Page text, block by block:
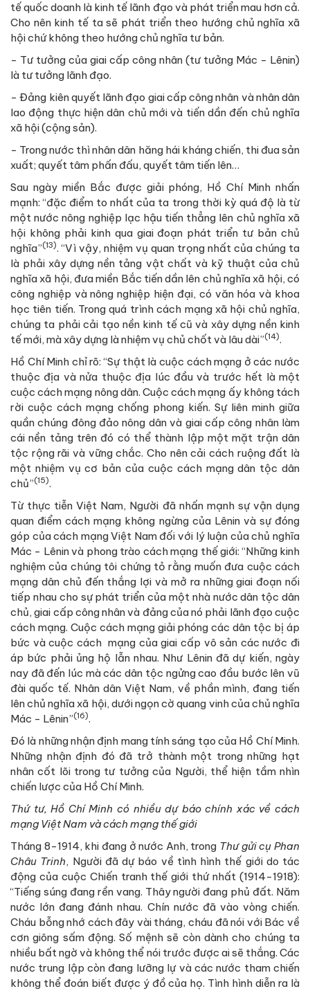
tế quốc doanh là kinh tế lãnh đạo và phát triển mau hơn cả.
Cho nên kinh tế ta sẽ phát triển theo hướng chủ nghĩa xã
hội chứ không theo hướng chủ nghĩa tư bản.
- Tư tưởng của giai cấp công nhân (tư tưởng Mác - Lênin)
là tư tưởng lãnh đạo.
- Đảng kiên quyết lãnh đạo giai cấp công nhân và nhân dân
lao động thực hiện dân chủ mới và tiến dần đến chủ nghĩa
xã hội (cộng sản).
- Trong nước thì nhân dân hăng hái kháng chiến, thi đua sản
xuất; quyết tâm phấn đấu, quyết tâm tiến lên…
Sau ngày miền Bắc được giải phóng, Hồ Chí Minh nhấn
mạnh: “đặc điểm to nhất của ta trong thời kỳ quá độ là từ
một nước nông nghiệp lạc hậu tiến thẳng lên chủ nghĩa xã
hội không phải kinh qua giai đoạn phát triển tư bản chủ
nghĩa”(13). “Vì vậy, nhiệm vụ quan trọng nhất của chúng ta
là phải xây dựng nền tảng vật chất và kỹ thuật của chủ
nghĩa xã hội, đưa miền Bắc tiến dần lên chủ nghĩa xã hội, có
công nghiệp và nông nghiệp hiện đại, có văn hóa và khoa
học tiên tiến. Trong quá trình cách mạng xã hội chủ nghĩa,
chúng ta phải cải tạo nền kinh tế cũ và xây dựng nền kinh
tế mới, mà xây dựng là nhiệm vụ chủ chốt và lâu dài”(14).
Hồ Chí Minh chỉ rõ: “Sự thật là cuộc cách mạng ở các nước
thuộc địa và nửa thuộc địa lúc đầu và trước hết là một
cuộc cách mạng nông dân. Cuộc cách mạng ấy không tách
rời cuộc cách mạng chống phong kiến. Sự liên minh giữa
quần chúng đông đảo nông dân và giai cấp công nhân làm
cái nền tảng trên đó có thể thành lập một mặt trận dân
tộc rộng rãi và vững chắc. Cho nên cải cách ruộng đất là
một nhiệm vụ cơ bản của cuộc cách mạng dân tộc dân
chủ”(15).
Từ thực tiễn Việt Nam, Người đã nhấn mạnh sự vận dụng
quan điểm cách mạng không ngừng của Lênin và sự đóng
góp của cách mạng Việt Nam đối với lý luận của chủ nghĩa
Mác - Lênin và phong trào cách mạng thế giới: “Những kinh
nghiệm của chúng tôi chứng tỏ rằng muốn đưa cuộc cách
mạng dân chủ đến thắng lợi và mở ra những giai đoạn nối
tiếp nhau cho sự phát triển của một nhà nước dân tộc dân
chủ, giai cấp công nhân và đảng của nó phải lãnh đạo cuộc
cách mạng. Cuộc cách mạng giải phóng các dân tộc bị áp
bức và cuộc cách mạng của giai cấp vô sản các nước đi
áp bức phải ủng hộ lẫn nhau. Như Lênin đã dự kiến, ngày
nay đã đến lúc mà các dân tộc ngửng cao đầu bước lên vũ
đài quốc tế. Nhân dân Việt Nam, về phần mình, đang tiến
lên chủ nghĩa xã hội, dưới ngọn cờ quang vinh của chủ nghĩa
Mác - Lênin”(16).
Đó là những nhận định mang tính sáng tạo của Hồ Chí Minh.
Những nhận định đó đã trở thành một trong những hạt
nhân cốt lõi trong tư tưởng của Người, thể hiện tầm nhìn
chiến lược của Hồ Chí Minh.
Thứ tư,Hồ Chí Minh có nhiều dự báo chính xác về cách
mạng Việt Nam và cách mạng thế giới
Tháng 8-1914, khi đang ở nước Anh, trong Thư gửi cụ Phan
Châu Trinh, Người đã dự báo về tình hình thế giới do tác
động của cuộc Chiến tranh thế giới thứ nhất (1914-1918):
“Tiếng súng đang rền vang. Thây người đang phủ đất. Năm
nước lớn đang đánh nhau. Chín nước đã vào vòng chiến.
Cháu bỗng nhớ cách đây vài tháng, cháu đã nói với Bác về
cơn giông sấm động. Số mệnh sẽ còn dành cho chúng ta
nhiều bất ngờ và không thể nói trước được ai sẽ thắng. Các
nước trung lập còn đang lưỡng lự và các nước tham chiến
không thể đoán biết được ý đồ của họ. Tình hình diễn ra là